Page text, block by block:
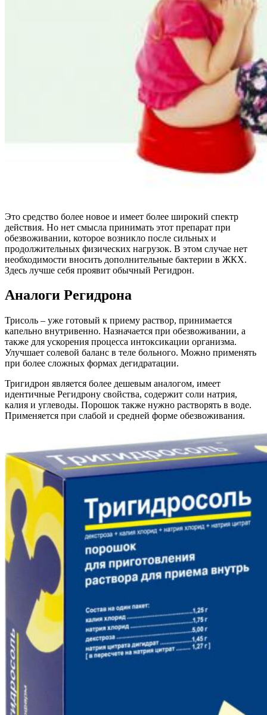
Это средство более новое и имеет более широкий спектр
действия. Но нет смысла принимать этот препарат при
обезвоживании, которое возникло после сильных и
продолжительных физических нагрузок. В этом случае нет
необходимости вносить дополнительные бактерии в ЖКХ.
Здесь лучше себя проявит обычный Регидрон.
Аналоги Регидрона
Трисоль – уже готовый к приему раствор, принимается
капельно внутривенно. Назначается при обезвоживании, а
также для ускорения процесса интоксикации организма.
Улучшает солевой баланс в теле больного. Можно применять
при более сложных формах дегидратации.
Тригидрон является более дешевым аналогом, имеет
идентичные Регидрону свойства, содержит соли натрия,
калия и углеводы. Порошок также нужно растворять в воде.
Применяется при слабой и средней форме обезвоживания.